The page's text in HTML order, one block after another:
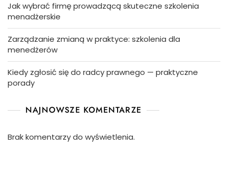
Jak wybrać firmę prowadzącą skuteczne szkolenia
menadżerskie
Zarządzanie zmianą w praktyce: szkolenia dla
menedżerów
Kiedy zgłosić się do radcy prawnego — praktyczne
porady
NAJNOWSZE KOMENTARZE
Brak komentarzy do wyświetlenia.